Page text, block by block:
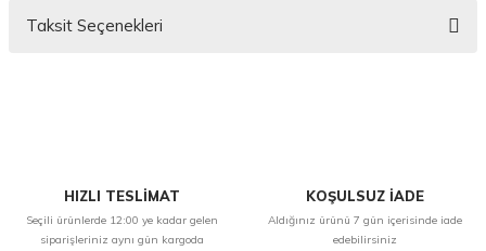
Taksit Seçenekleri
HIZLI TESLİMAT
Seçili ürünlerde 12:00 ye kadar gelen
siparişleriniz aynı gün kargoda
KOŞULSUZ İADE
Aldığınız ürünü 7 gün içerisinde iade
edebilirsiniz